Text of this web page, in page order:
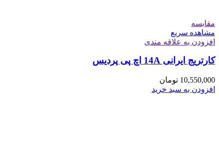
مقایسه
مشاهده سریع
افزودن به علاقه مندی
کارتریج ایرانی 14A اچ پی پردیس
10,550,000 تومان
افزودن به سبد خرید